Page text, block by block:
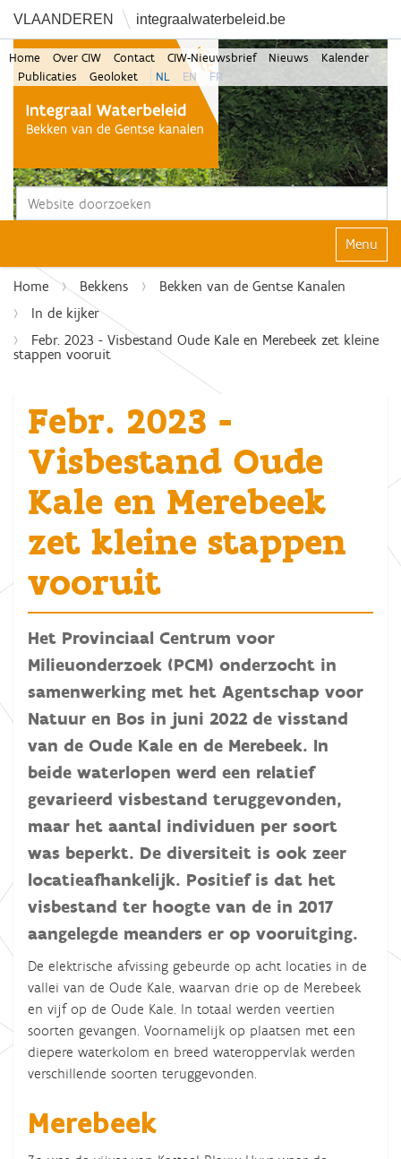
VLAANDEREN integraalwaterbeleid.be
Zoek
Home Over CIW Contact CIW-Nieuwsbrief Nieuws
Kalender
Publicaties
Geoloket NL EN FR
Klap
Home Bekkens
Bekken van de Gentse Kanalen
In de kijker
Febr. 2023 - Visbestand Oude Kale en Merebeek zet kleine
stappen vooruit
Febr. 2023 -
Visbestand Oude
Kale en Merebeek
zet kleine stappen
vooruit
Het Provinciaal Centrum voor
Milieuonderzoek (PCM) onderzocht in
samenwerking met het Agentschap voor
Natuur en Bos in juni 2022 de visstand
van de Oude Kale en de Merebeek. In
beide waterlopen werd een relatief
gevarieerd visbestand teruggevonden,
maar het aantal individuen per soort
was beperkt. De diversiteit is ook zeer
locatieafhankelijk. Positief is dat het
visbestand ter hoogte van de in 2017
aangelegde meanders er op vooruitging.
De elektrische afvissing gebeurde op acht locaties in de
vallei van de Oude Kale, waarvan drie op de Merebeek
en vijf op de Oude Kale. In totaal werden veertien
soorten gevangen. Voornamelijk op plaatsen met een
diepere waterkolom en breed wateroppervlak werden
verschillende soorten teruggevonden.
Merebeek